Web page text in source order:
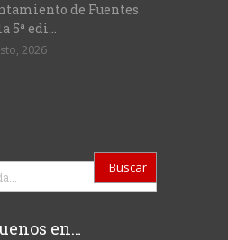
de Fuentes
5ª edi...
2026
en…